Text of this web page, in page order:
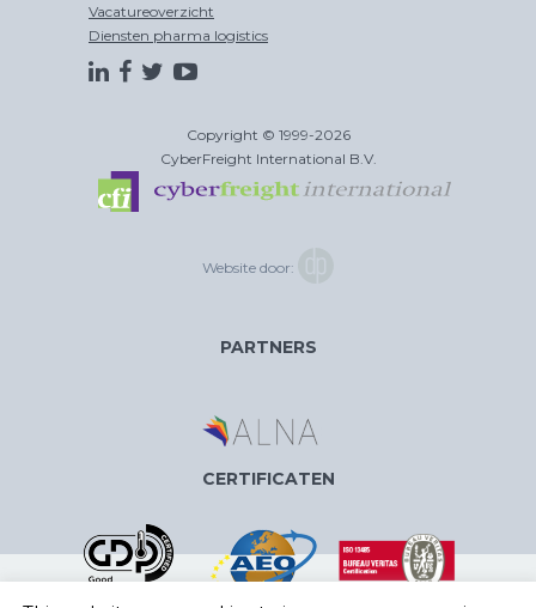
Vacatureoverzicht
Diensten pharma logistics
Copyright © 1999-2026
CyberFreight International B.V.
Website door:
PARTNERS
CERTIFICATEN